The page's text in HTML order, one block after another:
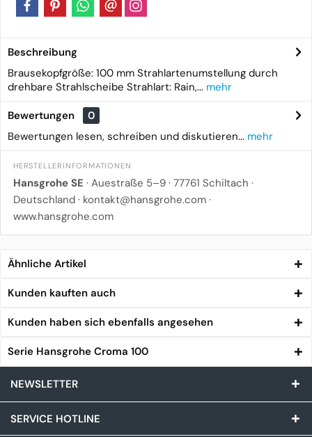
Beschreibung
Brausekopfgröße: 100 mm Strahlartenumstellung durch
drehbare Strahlscheibe Strahlart: Rain,... mehr
Bewertungen
0
Bewertungen lesen, schreiben und diskutieren... mehr
HERSTELLERINFORMATIONEN
Hansgrohe SE · Auestraße 5–9 · 77761 Schiltach ·
Deutschland · kontakt@hansgrohe.com ·
www.hansgrohe.com
Ähnliche Artikel
Kunden kauften auch
Kunden haben sich ebenfalls angesehen
Serie Hansgrohe Croma 100
NEWSLETTER
SERVICE HOTLINE